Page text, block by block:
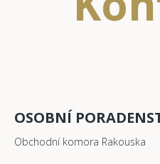
OSOBNÍ
Obchodní komora Rakouska